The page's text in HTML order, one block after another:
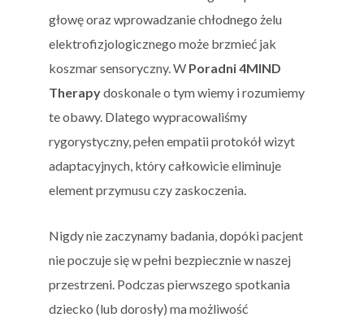
głowę oraz wprowadzanie chłodnego żelu
elektrofizjologicznego może brzmieć jak
koszmar sensoryczny. W Poradni 4MIND
Therapydoskonale o tym wiemy i rozumiemy
te obawy. Dlatego wypracowaliśmy
rygorystyczny, pełen empatii protokół wizyt
adaptacyjnych, który całkowicie eliminuje
element przymusu czy zaskoczenia.
Nigdy nie zaczynamy badania, dopóki pacjent
nie poczuje się w pełni bezpiecznie w naszej
przestrzeni. Podczas pierwszego spotkania
dziecko (lub dorosły) ma możliwość